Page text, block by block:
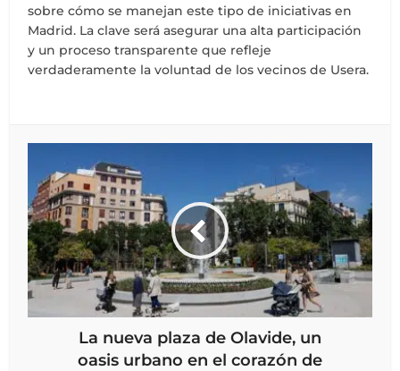
sobre cómo se manejan este tipo de iniciativas en
Madrid. La clave será asegurar una alta participación
y un proceso transparente que refleje
verdaderamente la voluntad de los vecinos de Usera.
La nueva plaza de Olavide, un
oasis urbano en el corazón de